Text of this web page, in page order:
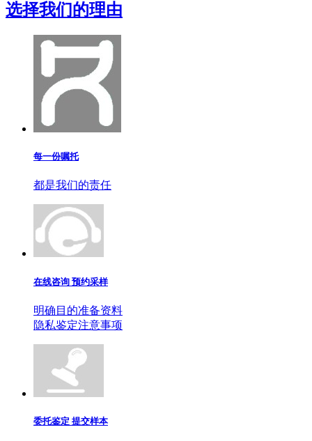
选择我们的理由
每一份嘱托
都是我们的责任
在线咨询 预约采样
明确目的准备资料
隐私鉴定注意事项
委托鉴定 提交样本